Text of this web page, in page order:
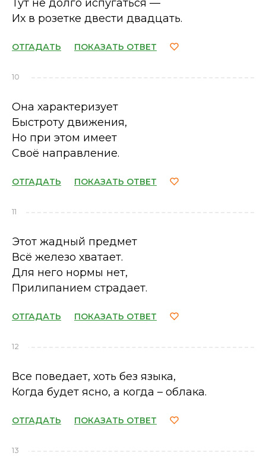
Тут не долго испугаться —
Их в розетке двести двадцать.
ОТГАДАТЬ ПОКАЗАТЬ ОТВЕТ
10
Она характеризует
Быстроту движения,
Но при этом имеет
Своё направление.
ОТГАДАТЬ ПОКАЗАТЬ ОТВЕТ
11
Этот жадный предмет
Всё железо хватает.
Для него нормы нет,
Прилипанием страдает.
ОТГАДАТЬ ПОКАЗАТЬ ОТВЕТ
12
Все поведает, хоть без языка,
Когда будет ясно, а когда – облака.
ОТГАДАТЬ ПОКАЗАТЬ ОТВЕТ
13